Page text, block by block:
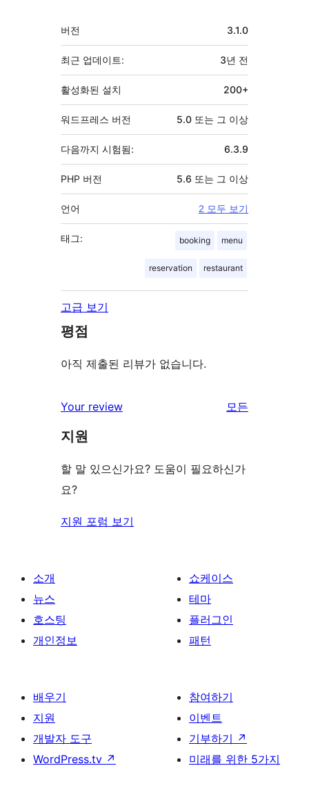
기
초
버전 3.1.0
최근 업데이트: 3년 전
활성화된 설치 200+
워드프레스 버전 5.0 또는 그 이상
다음까지 시험됨: 6.3.9
PHP 버전 5.6 또는 그 이상
언어 2 모두 보기
태그: booking menu
reservation restaurant
고급 보기
평점
아직 제출된 리뷰가 없습니다.
Your review 모든
지원
할 말 있으신가요? 도움이 필요하신가
요?
지원 포럼 보기
소개
뉴스
호스팅
개인정보
쇼케이스
테마
플러그인
패턴
배우기
지원
개발자 도구
WordPress.tv ↗
참여하기
이벤트
기부하기 ↗
미래를 위한 5가지